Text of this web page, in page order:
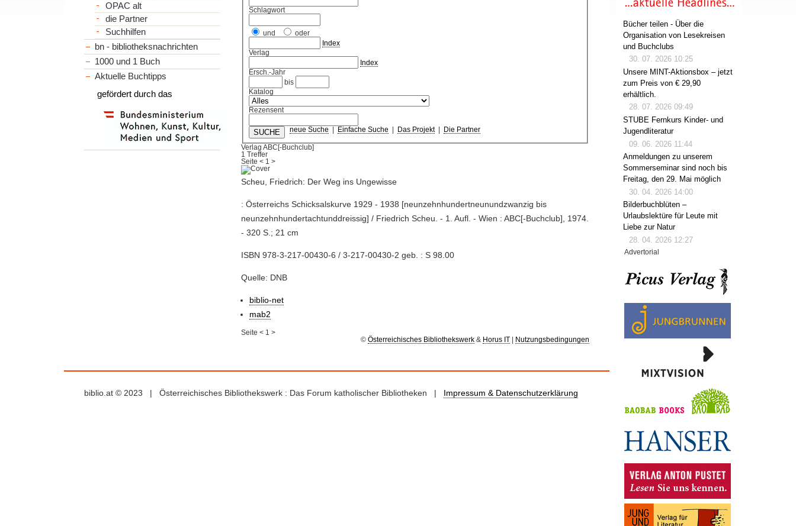
Schlagwort
und
oder
Index
Verlag
Index
Ersch.-Jahr
bis
Katalog
Rezensent
neue Suche Einfache Suche Das Projekt| Die Partner
Verlag ABC[-Buchclub]
1 Treffer
Seite< 1 >
Scheu, Friedrich: Der Weg ins Ungewisse
: Österreichs Schicksalskurve 1929 - 1938 [neunzehnhundertneunundzwanzig bis
neunzehnhundertachtunddreissig] / Friedrich Scheu. - 1. Aufl. - Wien : ABC[-Buchclub], 1974.
- 320 S.; 21 cm
ISBN 978-3-217-00430-6 / 3-217-00430-2 geb. : S 98.00
Quelle: DNB
biblio-net
mab2
Seite< 1 >
© Österreichisches Bibliothekswerk& Horus IT Nutzungsbedingungen
OPAC alt
die Partner
Suchhilfen
bn - bibliotheksnachrichten
1000 und 1 Buch
Aktuelle Buchtipps
gefördert durch das
biblio.at © 2023 | Österreichisches Bibliothekswerk : Das Forum katholischer Bibliotheken | Impressum & Datenschutzerklärung
Bücher teilen - Über die
Organisation von Lesekreisen
und Buchclubs
30. 07. 2026 10:25
Unsere MINT-Aktionsbox – jetzt
zum Preis von € 29,90
erhältlich.
28. 07. 2026 09:49
STUBE Fernkurs Kinder- und
Jugendliteratur
09. 06. 2026 11:44
Anmeldungen zu unserem
Sommerseminar sind noch bis
Freitag, den 29. Mai möglich
30. 04. 2026 14:00
Bilderbuchblüten –
Urlaubslektüre für Leute mit
Liebe zur Natur
28. 04. 2026 12:27
Advertorial